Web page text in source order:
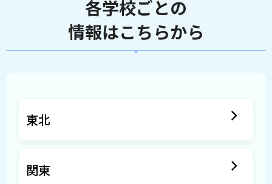
各学校ごとの
情報はこちらから
東北
関東